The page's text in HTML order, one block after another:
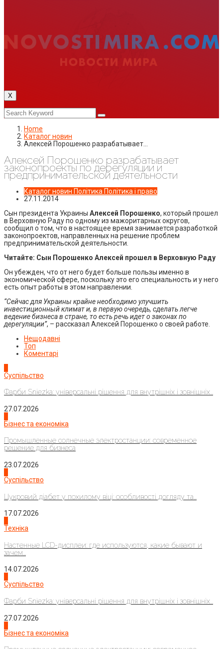
X
Home
Каталог новин
Алексей Порошенко разрабатывает…
Алексей Порошенко разрабатывает
законопроекты по дерегуляции и
предпринимательской деятельности
Каталог новин Політика Політика і право
27.11.2014
Сын президента Украины Алексей Порошенко, который прошел
в Верховную Раду по одному из мажоритарных округов,
сообщил о том, что в настоящее время занимается разработкой
законопроектов, направленных на решение проблем
предпринимательской деятельности.
Читайте: Сын Порошенко Алексей прошел в Верховную Раду
Он убежден, что от него будет больше пользы именно в
экономической сфере, поскольку это его специальность и у него
есть опыт работы в этом направлении.
“Сейчас для Украины крайне необходимо улучшить
инвестиционный климат и, в первую очередь, сделать легче
ведение бизнеса в стране, то есть речь идет о законах по
дерегуляции”, – рассказал Алексей Порошенко о своей работе.
Нещодавні
Топ
Коментарі
Суспільство
Фарби Sniezka: універсальні рішення для внутрішніх і зовнішніх...
27.07.2026
Бізнес та економіка
Промышленные солнечные электростанции: современное
решение для бизнеса
23.07.2026
Суспільство
Цукровий діабет у похилому віці: особливості догляду та...
17.07.2026
Техніка
Настенные LCD-дисплеи: где используются, какие бывают и
зачем...
14.07.2026
Суспільство
Фарби Sniezka: універсальні рішення для внутрішніх і зовнішніх...
27.07.2026
Бізнес та економіка